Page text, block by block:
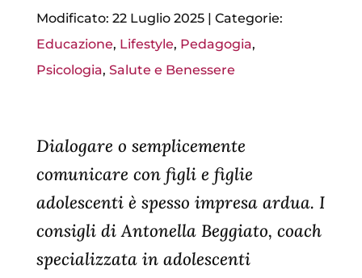
Modificato: 22 Luglio 2025| Categorie:
Educazione, Lifestyle, Pedagogia,
Psicologia, Salute e Benessere
Dialogare o semplicemente
comunicare con figli e figlie
adolescenti è spesso impresa ardua. I
consigli di Antonella Beggiato, coach
specializzata in adolescenti